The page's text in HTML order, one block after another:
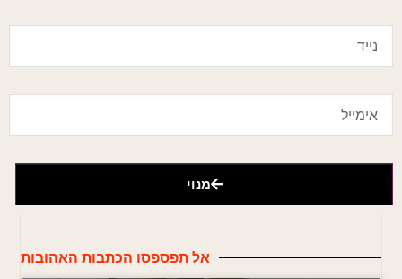
מנוי
אל תפספסו הכתבות האהובות